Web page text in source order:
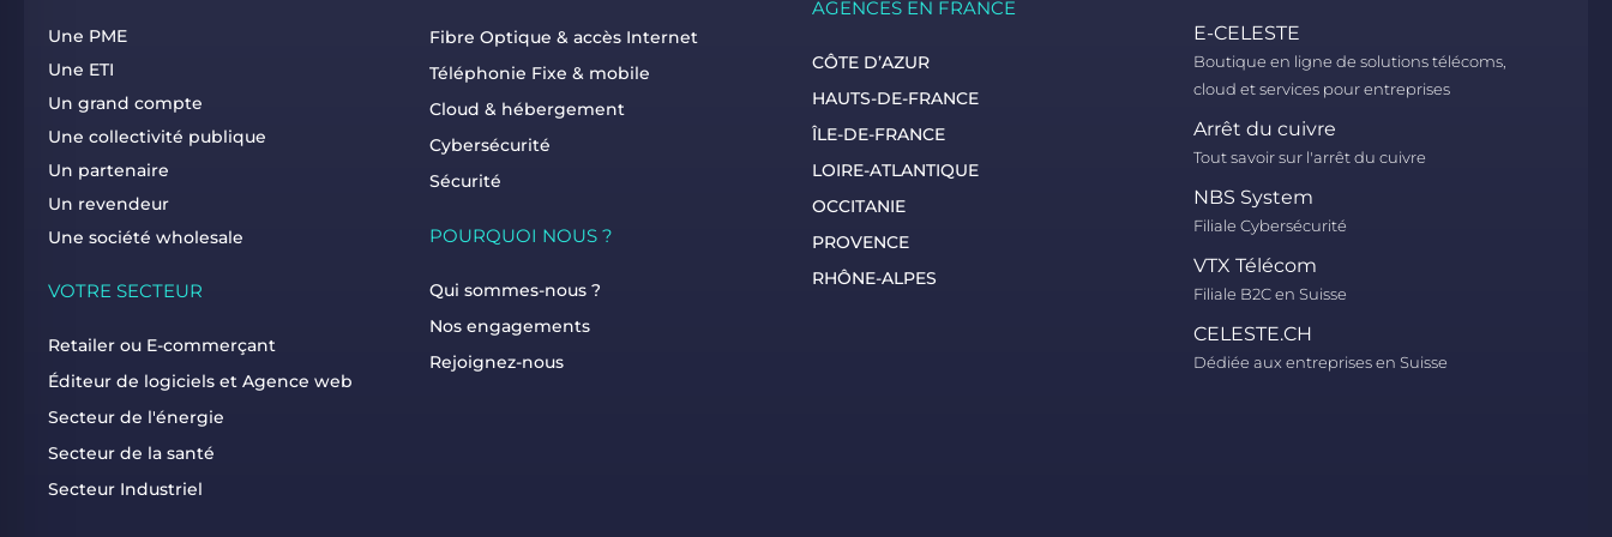
Une PME
Une ETI
Un grand compte
Une collectivité publique
Un partenaire
Un revendeur
Une société wholesale
VOTRE SECTEUR
Retailer ou E-commerçant
Éditeur de logiciels et Agence web
Secteur de l'énergie
Secteur de la santé
Secteur Industriel
Fibre Optique & accès Internet
Téléphonie Fixe & mobile
Cloud & hébergement
Cybersécurité
Sécurité
POURQUOI NOUS ?
Qui sommes-nous ?
Nos engagements
Rejoignez-nous
AGENCES EN FRANCE
CÔTE D’AZUR
HAUTS-DE-FRANCE
ÎLE-DE-FRANCE
LOIRE-ATLANTIQUE
OCCITANIE
PROVENCE
RHÔNE-ALPES
E-CELESTE
Boutique en ligne de solutions télécoms,
cloud et services pour entreprises
Arrêt du cuivre
Tout savoir sur l'arrêt du cuivre
NBS System
Filiale Cybersécurité
VTX Télécom
Filiale B2C en Suisse
CELESTE.CH
Dédiée aux entreprises en Suisse